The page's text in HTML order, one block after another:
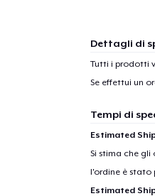
Dettagli di
Tutti i prodotti
Se effettui un
Tempi di
Estimated
Si stima che
l'ordine è stato
Estimated